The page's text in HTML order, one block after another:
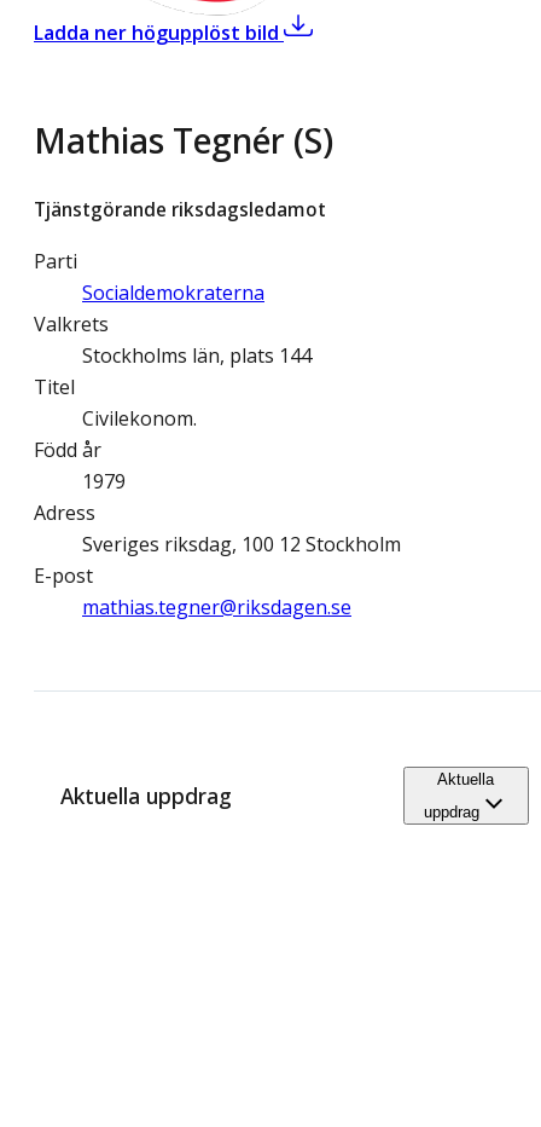
Ladda ner högupplöst bild ,Mathias Tegnér (S)
Mathias Tegnér (S)
Tjänstgörande riksdagsledamot
Parti
Socialdemokraterna
Valkrets
Stockholms län, plats 144
Titel
Civilekonom.
Född år
1979
Adress
Sveriges riksdag, 100 12 Stockholm
E-post
mathias.tegner@­riksdagen.se
Aktuella uppdrag
Aktuella
uppdrag